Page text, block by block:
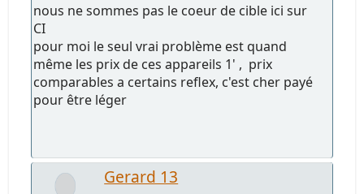
nous ne sommes pas le coeur de cible ici sur
CI
pour moi le seul vrai problème est quand
même les prix de ces appareils 1' , prix
comparables a certains reflex, c'est cher payé
pour être léger
Gerard 13